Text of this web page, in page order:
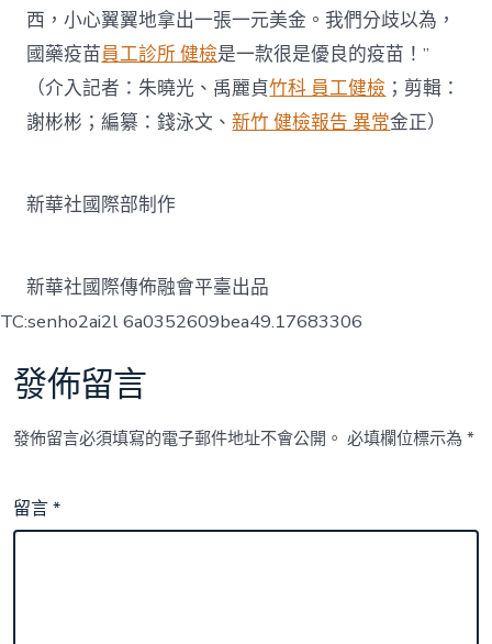
西，小心翼翼地拿出一張一元美金。我們分歧以為，
國藥疫苗員工診所 健檢是一款很是優良的疫苗！”
（介入記者：朱曉光、禹麗貞竹科 員工健檢 ；剪輯：
謝彬彬；編纂：錢泳文、新竹 健檢報告 異常金正）
新華社國際部制作
新華社國際傳佈融會平臺出品
TC:senho2ai2l 6a0352609bea49.17683306
發佈留言
發佈留言必須填寫的電子郵件地址不會公開。 必填欄位標示為*
留言*